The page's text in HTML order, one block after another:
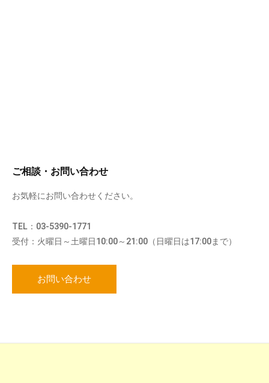
ご相談・お問い合わせ
お気軽にお問い合わせください。
TEL：03-5390-1771
受付：火曜日～土曜日10:00～21:00（日曜日は17:00まで）
お問い合わせ